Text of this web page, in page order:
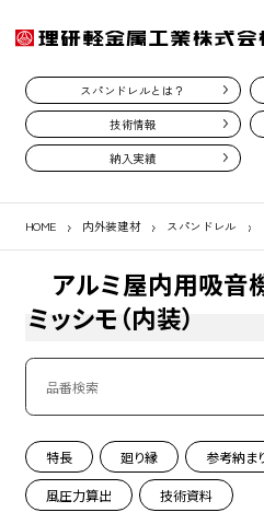
スパンドレルとは？
技術情報
納入実績
HOME 内外装建材 スパンドレル
アルミ屋内用吸音
ミッシモ（内装）
特長 廻り縁 参考納ま
風圧力算出 技術資料